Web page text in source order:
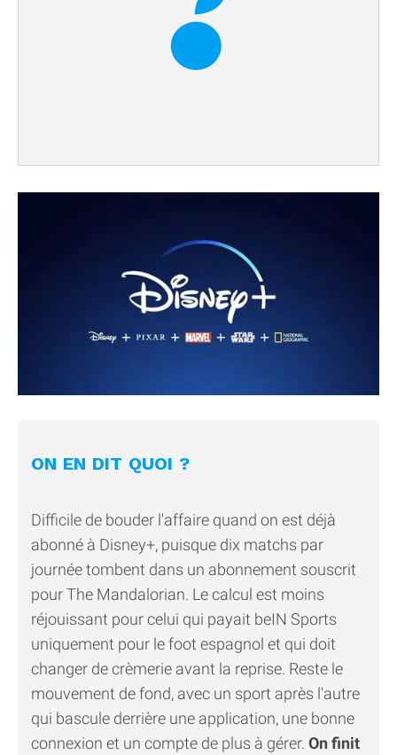
ON EN DIT QUOI ?
Difficile de bouder l'affaire quand on est déjà
abonné à Disney+, puisque dix matchs par
journée tombent dans un abonnement souscrit
pour The Mandalorian. Le calcul est moins
réjouissant pour celui qui payait beIN Sports
uniquement pour le foot espagnol et qui doit
changer de crèmerie avant la reprise. Reste le
mouvement de fond, avec un sport après l'autre
qui bascule derrière une application, une bonne
connexion et un compte de plus à gérer. On finit